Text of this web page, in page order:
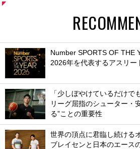
Number SPORTS OF THE
2026年を代表するアスリー
「少しぼやけているだけで
リーグ屈指のシューター・
る”ことの重要性
世界の頂点に君臨し続ける
ブレイセンと日本のエース